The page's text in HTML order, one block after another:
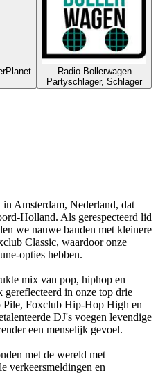
Radio Bollerwagen
Partyschlager, Schlager
Amsterdam, Nederland, dat
Holland. Als gerespecteerd lid
we nauwe banden met kleinere
Classic, waardoor onze
opties hebben.
mix van pop, hiphop en
in onze top drie
Pile, Foxclub Hip-Hop High en
DJ's voegen levendige
een menselijk gevoel.
met de wereld met
verkeersmeldingen en